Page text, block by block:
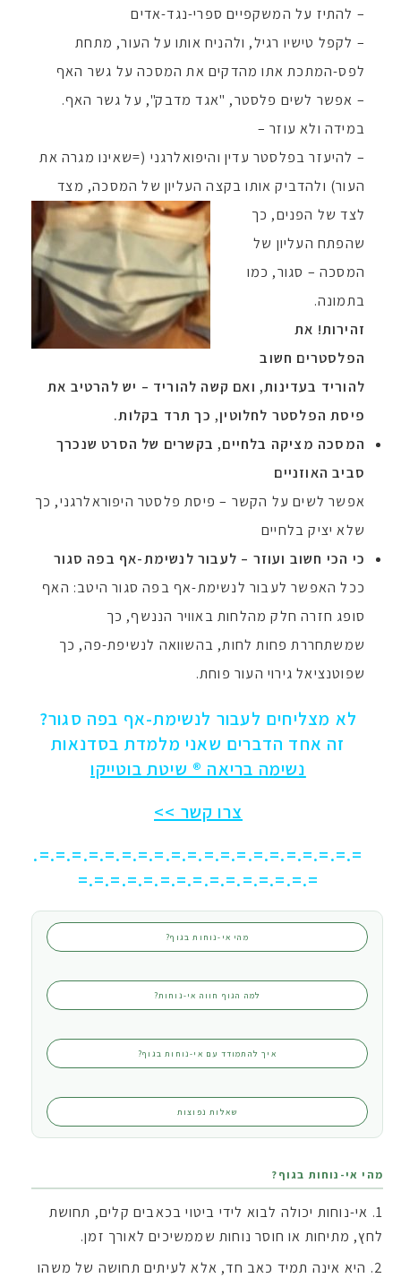
– להתיז על המשקפיים ספרי-נגד-אדים
– לקפל טישיו רגיל, ולהניח אותו על העור, מתחת
לפס-המתכת אתו מהדקים את המסכה על גשר האף
– אפשר לשים פלסטר, "אגד מדבק", על גשר האף.
במידה ולא עוזר –
– להיעזר בפלסטר עדין והיפואלרגני (=שאינו מגרה את
העור) ולהדביק אותו בקצה העליון של המסכה, מצד
לצד של הפנים, כך
שהפתח העליון של
המסכה – סגור, כמו
בתמונה.
זהירות! את
הפלסטרים חשוב
להוריד בעדינות, ואם קשה להוריד – יש להרטיב את
פיסת הפלסטר לחלוטין, כך תרד בקלות.
המסכה מציקה בלחיים, בקשרים של הסרט שנכרך
סביב האוזניים
אפשר לשים על הקשר – פיסת פלסטר היפוראלרגני, כך
שלא יציק בלחיים
כי הכי חשוב ועוזר – לעבור לנשימת-אף בפה סגור
ככל האפשר לעבור לנשימת-אף בפה סגור היטב: האף
סופג חזרה חלק מהלחות באוויר הננשף, כך
שמשתחררת פחות לחות, בהשוואה לנשיפת-פה, כך
שפוטנציאל גירוי העור פוחת.
לא מצליחים לעבור לנשימת-אף בפה סגור?
זה אחד הדברים שאני מלמדת בסדנאות
נשימה בריאה ® שיטת בוטייקו
צרו קשר >>
=.=.=.=.=.=.=.=.=.=.=.=.=.=.=.=.=.=.=.=.
=.=.=.=.=.=.=.=.=.=.=.=.=.=.=
מהי אי-נוחות בגוף?
למה הגוף חווה אי-נוחות?
איך להתמודד עם אי-נוחות בגוף?
שאלות נפוצות
מהי אי-נוחות בגוף?
אי-נוחות יכולה לבוא לידי ביטוי בכאבים קלים, תחושת
לחץ, מתיחות או חוסר נוחות שממשיכים לאורך זמן.
היא אינה תמיד כאב חד, אלא לעיתים תחושה של משהו